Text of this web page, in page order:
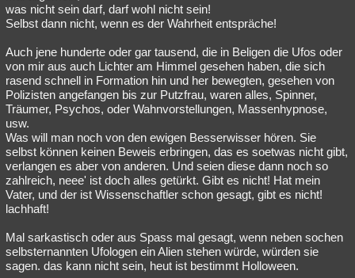
was nicht sein darf, darf wohl nicht sein!
Selbst dann nicht, wenn es der Wahrheit entspräche!
Auch jene hunderte oder gar tausend, die in Beligen die Ufos oder
von mir aus auch Lichter am Himmel gesehen haben, die sich
rasend schnell in Formation hin und her bewegten, gesehen von
Polizisten angefangen bis zur Putzfrau, waren alles, Spinner,
Träumer, Psychos, oder Wahnvorstellungen, Massenhypnose,
usw.
Was will man noch von den ewigen Besserwisser hören. Sie
selbst können keinen Beweis erbringen, das es soetwas nicht gibt,
verlangen es aber von anderen. Und seien diese dann noch so
zahlreich, neee' ist doch alles getürkt. Gibt es nicht! Hat mein
Vater, und der ist Wissenschaftler schon gesagt, gibt es nicht!
lachhaft!
Mal sarkastisch oder aus Spass mal gesagt, wenn neben sochen
selbsternannten Ufologen ein Alien stehen würde, würden sie
sagen. das kann nicht sein, heut ist bestimmt Holloween.